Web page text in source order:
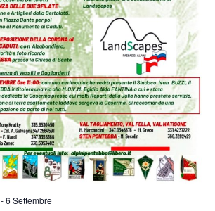
-6 Settembre